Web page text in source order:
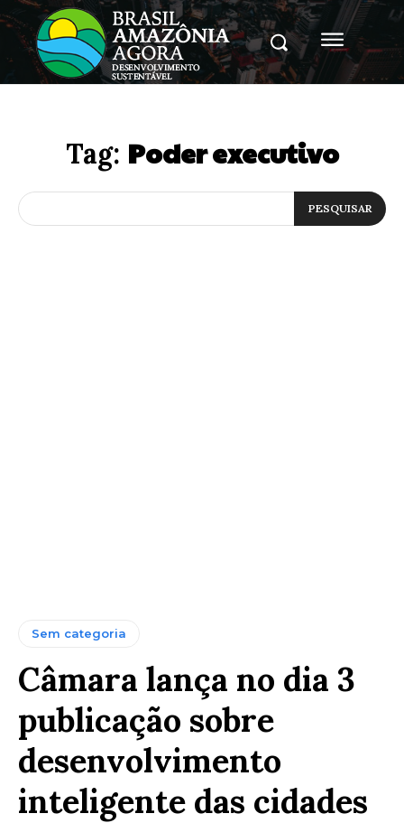
Tag: Poder executivo
PESQUISAR
Sem categoria
Câmara lança no dia 3
publicação sobre
desenvolvimento
inteligente das cidades